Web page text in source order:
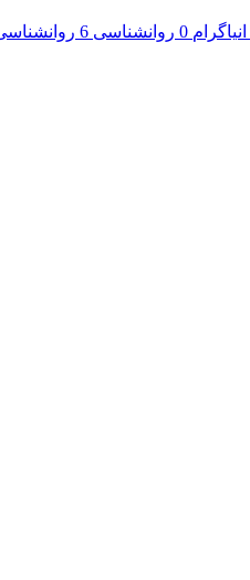
انیاگرام 0 روانشناسی 6